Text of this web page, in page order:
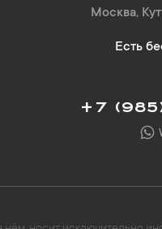
Москва,
Есть
+7